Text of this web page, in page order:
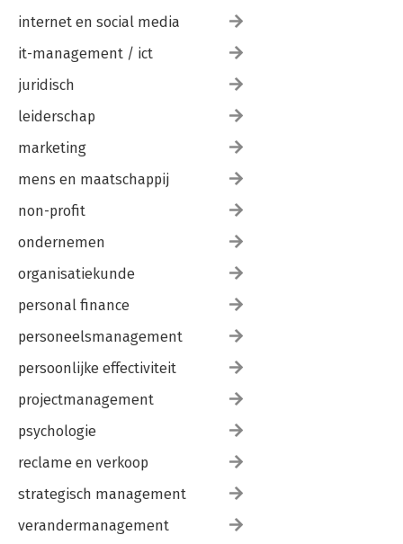
internet en social media
it-management / ict
juridisch
leiderschap
marketing
mens en maatschappij
non-profit
ondernemen
organisatiekunde
personal finance
personeelsmanagement
persoonlijke effectiviteit
projectmanagement
psychologie
reclame en verkoop
strategisch management
verandermanagement